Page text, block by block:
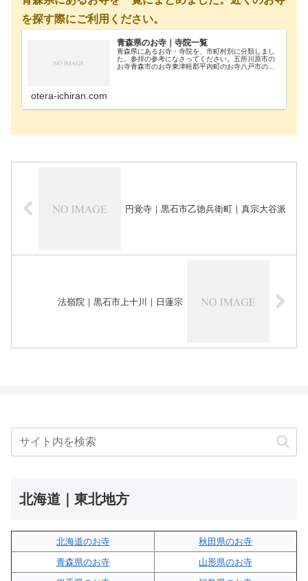
を探す際にご利用ください。
青森県のお寺｜寺院一覧
青森県にあるお寺・寺院を、市町村別に分類しまし
た。参拝の参考になさってください。五所川原市の
お寺青森市のお寺東津軽郡平内町のお寺八戸市のお
otera-ichiran.com
円覚寺｜黒石市乙徳兵衛町｜真宗大谷派
法嶺院｜黒石市上十川｜日蓮宗
北海道｜東北地方
北海道のお寺
秋田県のお寺
青森県のお寺
山形県のお寺